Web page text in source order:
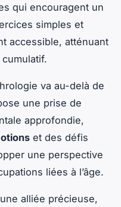
qui encouragent un
simples et
accessible, atténuant
va au-delà de
une prise de
approfondie,
et des défis
une perspective
liées à l’âge.
alliée précieuse,